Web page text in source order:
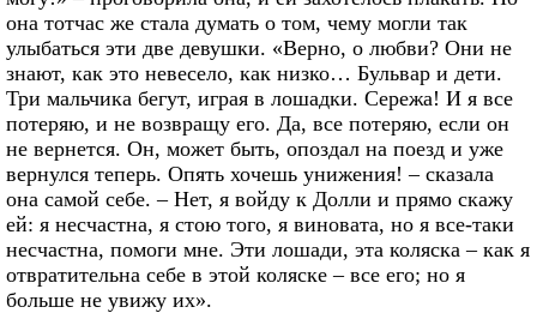
она тотчас же стала думать о том, чему могли так
улыбаться эти две девушки. «Верно, о любви? Они не
знают, как это невесело, как низко… Бульвар и дети.
Три мальчика бегут, играя в лошадки. Сережа! И я все
потеряю, и не возвращу его. Да, все потеряю, если он
не вернется. Он, может быть, опоздал на поезд и уже
вернулся теперь. Опять хочешь унижения! – сказала
она самой себе. – Нет, я войду к Долли и прямо скажу
ей: я несчастна, я стою того, я виновата, но я все-таки
несчастна, помоги мне. Эти лошади, эта коляска – как я
отвратительна себе в этой коляске – все его; но я
больше не увижу их».